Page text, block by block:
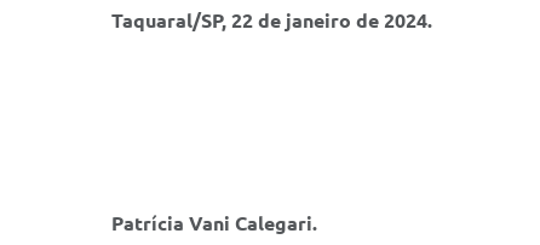
Taquaral/SP, 22 de janeiro de 2024.
Patrícia Vani Calegari.